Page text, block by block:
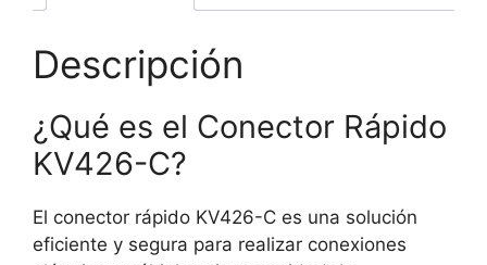
Out
Descripción
¿Qué es el Conector Rápido
KV426-C?
El conector rápido KV426-C es una solución
eficiente y segura para realizar conexiones